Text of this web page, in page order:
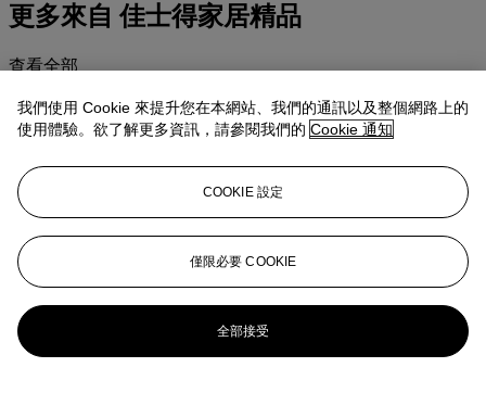
更多來自 佳士得家居精品
查看全部
我們使用 Cookie 來提升您在本網站、我們的通訊以及整個網路上的
使用體驗。欲了解更多資訊，請參閱我們的 Cookie 通知
COOKIE 設定
僅限必要 COOKIE
全部接受